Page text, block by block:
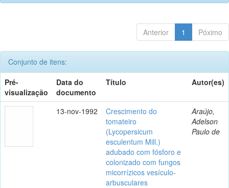
Anterior 1 Póximo
Conjunto de itens:
Pré-
visualização
Data do
documento
Título Autor(es)
13-nov-1992
Crescimento do
tomateiro
(Lycopersicum
esculentum Mill.)
adubado com fósforo e
colonizado com fungos
micorrízicos vesículo-
arbusculares
Araújo,
Adelson
Paulo de